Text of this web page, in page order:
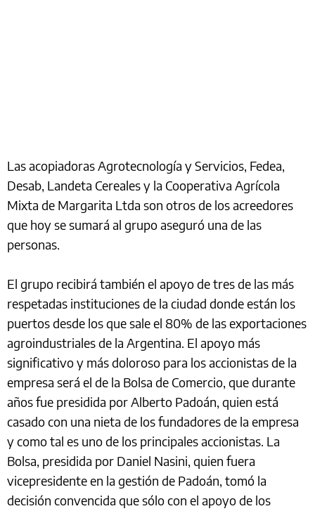
Las acopiadoras Agrotecnología y Servicios, Fedea,
Desab, Landeta Cereales y la Cooperativa Agrícola
Mixta de Margarita Ltda son otros de los acreedores
que hoy se sumará al grupo aseguró una de las
personas.
El grupo recibirá también el apoyo de tres de las más
respetadas instituciones de la ciudad donde están los
puertos desde los que sale el 80% de las exportaciones
agroindustriales de la Argentina. El apoyo más
significativo y más doloroso para los accionistas de la
empresa será el de la Bolsa de Comercio, que durante
años fue presidida por Alberto Padoán, quien está
casado con una nieta de los fundadores de la empresa
y como tal es uno de los principales accionistas. La
Bolsa, presidida por Daniel Nasini, quien fuera
vicepresidente en la gestión de Padoán, tomó la
decisión convencida que sólo con el apoyo de los